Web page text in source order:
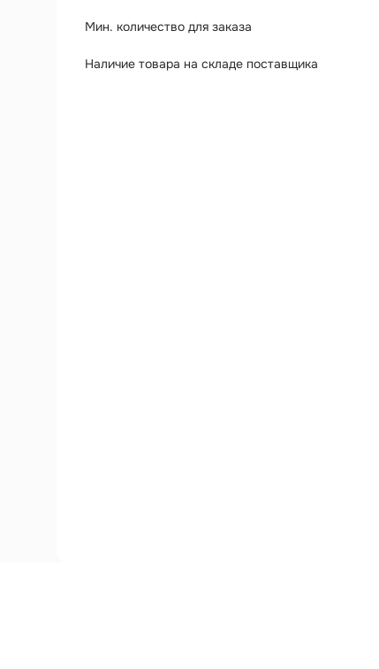
Мин. количество для заказа
Наличие товара на складе поставщика